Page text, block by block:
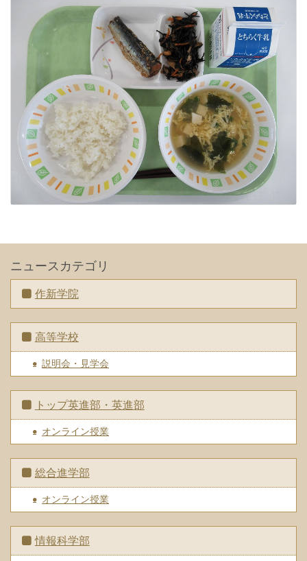
ニュースカテゴリ
作新学院
高等学校
説明会・見学会
トップ英進部・英進部
オンライン授業
総合進学部
オンライン授業
情報科学部